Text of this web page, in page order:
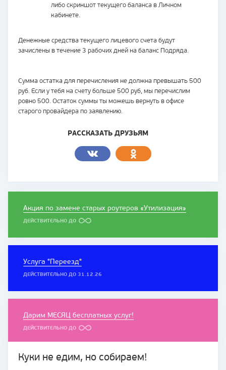
Куки не едим, но собираем!
либо скриншот текущего баланса в Личном
кабинете.
Денежные средства текущего лицевого счета будут
зачислены в течение 3 рабочих дней на баланс Подряда.
Сумма остатка для перечисления не должна превышать 500
руб. Если у тебя на счету больше 500 руб, мы перечислим
ровно 500. Остаток суммы ты можешь вернуть в офисе
старого провайдера по заявлению.
РАССКАЗАТЬ ДРУЗЬЯМ
Акция по замене старых роутеров «Утилизация»
ДЕЙСТВИТЕЛЬНО ДО
Услуга "Переезд"
ДЕЙСТВИТЕЛЬНО ДО 31.12.26
Дарим МЕСЯЦ бесплатных услуг!
ДЕЙСТВИТЕЛЬНО ДО